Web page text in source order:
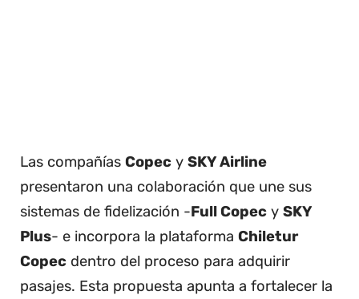
Las compañías Copec y SKY Airline
presentaron una colaboración que une sus
sistemas de fidelización -Full Copec y SKY
Plus- e incorpora la plataforma Chiletur
Copec dentro del proceso para adquirir
pasajes. Esta propuesta apunta a fortalecer la